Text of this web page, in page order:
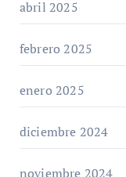
abril 2025
febrero 2025
enero 2025
diciembre 2024
noviembre 2024